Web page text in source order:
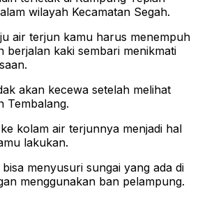
wilayah Kecamatan Segah.
air terjun kamu harus menempuh
berjalan kaki sembari menikmati
akan kecewa setelah melihat
Tembalang.
kolam air terjunnya menjadi hal
lakukan.
menyusuri sungai yang ada di
menggunakan ban pelampung.